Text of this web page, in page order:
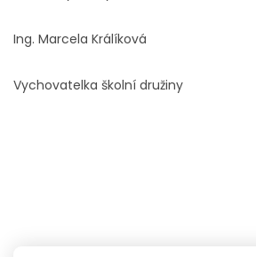
Ing. Marcela Králíková
Vychovatelka školní družiny